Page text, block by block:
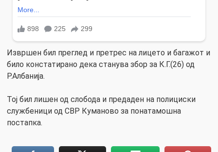
Извршен бил преглед и претрес на лицето и багажот и
било констатирано дека станува збор за К.Г.(26) од
Р.Албанија.
Тој бил лишен од слобода и предаден на полициски
службеници од СВР Куманово за понатамошна
постапка.